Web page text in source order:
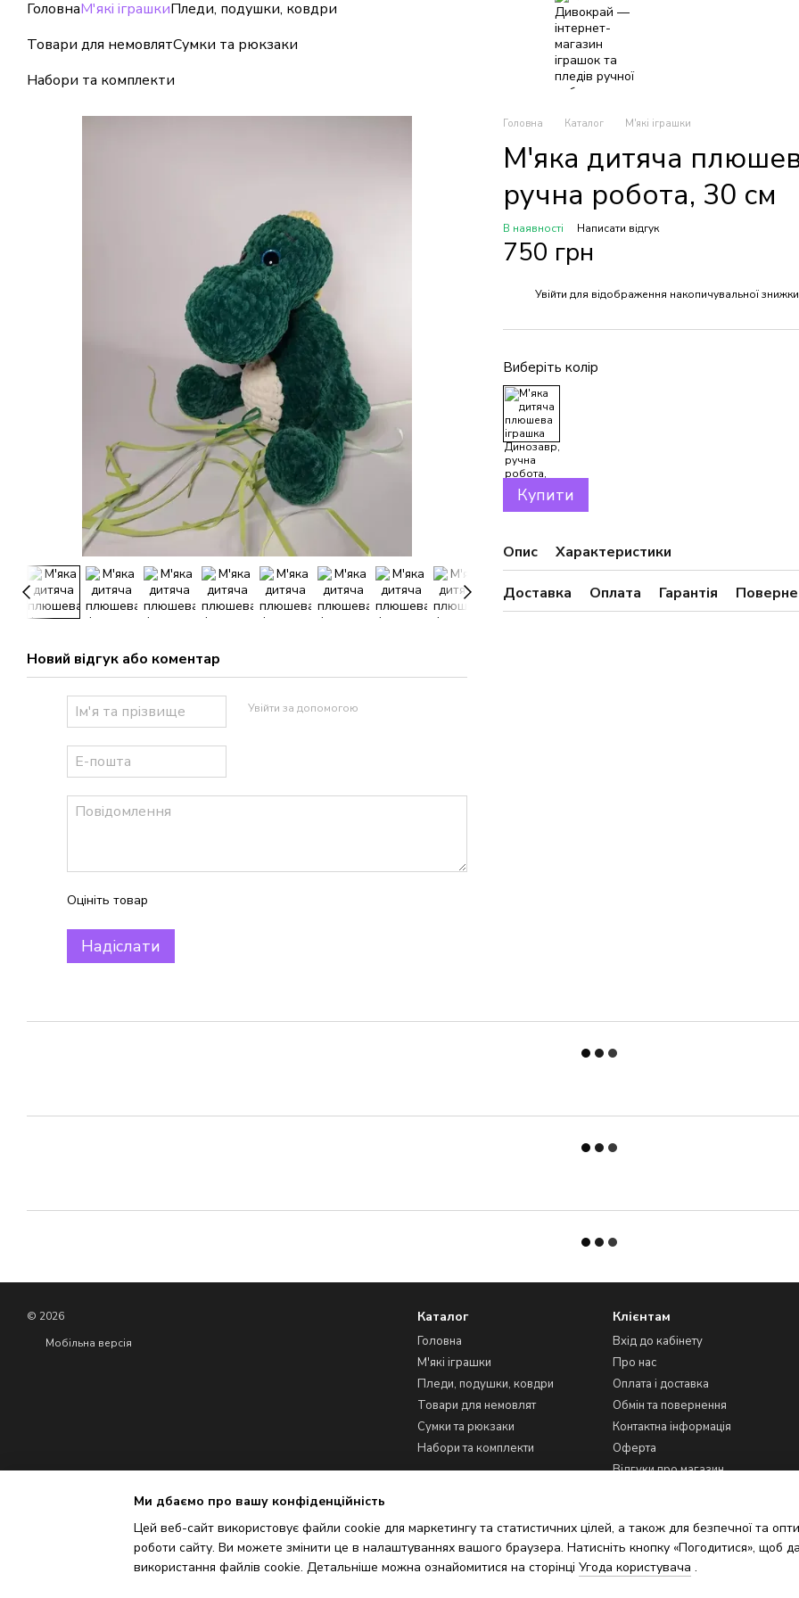
Перейти до основного контенту
ГоловнаМ'які іграшкиПледи, подушки, ковдри
Товари для немовлятСумки та рюкзаки
Набори та комплекти
Новий відгук або коментар
Увійти за допомогою
Оцініть товар
Надіслати
Головна Каталог М'які іграшки
М'яка дитяча
ручна робота, 30 см
В наявності Написати відгук
750 грн
Увійти для відображення накопичувальної знижки
Виберіть колір
Купити
Опис Характеристики
Доставка Оплата Гарантія
© 2026
Мобільна версія
Інтернет-магазин створений з Хорошоп
Каталог
Головна
М'які іграшки
Пледи, подушки, ковдри
Товари для немовлят
Сумки та рюкзаки
Набори та комплекти
Клієнтам
Вхід до кабінету
Про нас
Оплата і доставка
Обмін та повернення
Контактна інформація
Оферта
Відгуки про магазин
Ми дбаємо про вашу конфіденційність
Цей веб-сайт використовує файли cookie для маркетингу та статистичних цілей, а також для безпечної та
роботи сайту. Ви можете змінити це в налаштуваннях вашого браузера. Натисніть кнопку «Погодитися», щоб
використання файлів cookie. Детальніше можна ознайомитися на сторінці Угода користувача .